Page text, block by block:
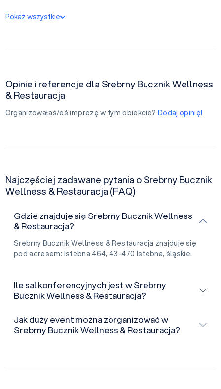
Pokaż wszystkie
Opinie i referencje dla Srebrny Bucznik Wellness
& Restauracja
Organizowałaś/eś imprezę w tym obiekcie? Dodaj opinię!
Najczęściej zadawane pytania o Srebrny Bucznik
Wellness & Restauracja (FAQ)
Gdzie znajduje się Srebrny Bucznik Wellness
& Restauracja?
Srebrny Bucznik Wellness & Restauracja znajduje się
pod adresem: Istebna 464, 43-470 Istebna, śląskie.
Ile sal konferencyjnych jest w Srebrny
Bucznik Wellness & Restauracja?
Jak duży event można zorganizować w
Srebrny Bucznik Wellness & Restauracja?